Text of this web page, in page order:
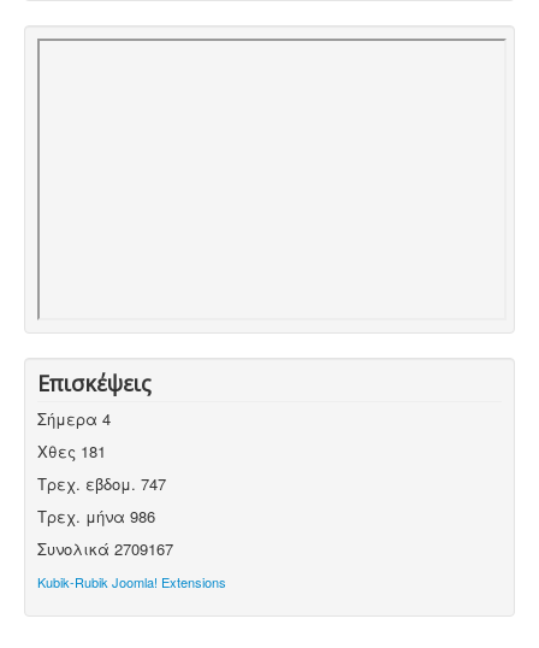
Επισκέψεις
Σήμερα 4
Χθες 181
Τρεχ. εβδομ. 747
Τρεχ. μήνα 986
Συνολικά 2709167
Kubik-Rubik Joomla! Extensions